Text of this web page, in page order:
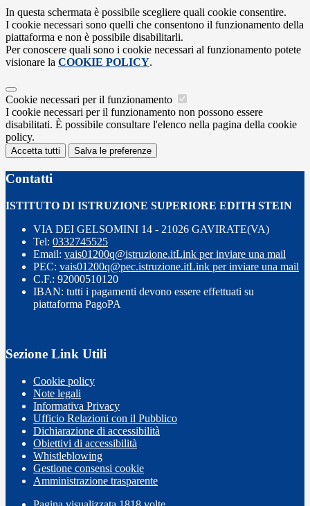
In questa schermata è possibile scegliere quali cookie consentire.
I cookie necessari sono quelli che consentono il funzionamento della
piattaforma e non è possibile disabilitarli.
Per conoscere quali sono i cookie necessari al funzionamento potete
visionare la COOKIE POLICY.
Cookie necessari per il funzionamento
I cookie necessari per il funzionamento non possono essere
disabilitati. È possibile consultare l'elenco nella pagina della cookie
policy.
Accetta tutti Salva le preferenze
Contatti
ISTITUTO DI ISTRUZIONE SUPERIORE EDITH STEIN
VIA DEI GELSOMINI 14 - 21026 GAVIRATE(VA)
Tel: 0332745525
Email: vais01200q@istruzione.itLink per inviare una mail
PEC: vais01200q@pec.istruzione.itLink per inviare una mail
C.F.: 92000510120
IBAN: tutti i pagamenti devono essere effettuati su
piattaforma PagoPA
Sezione Link Utili
Cookie policy
Note legali
Informativa Privacy
Ufficio Relazioni con il Pubblico
Dichiarazione di accessibilità
Obiettivi di accessibilità
Whistleblowing
Gestione consensi cookie
Amministrazione trasparente